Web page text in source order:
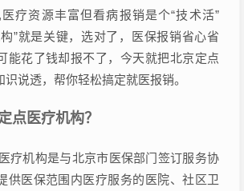
疗资源丰富但看病报销是个“技术活”
”就是关键，选对了，医保报销省心省
能花了钱却报不了，今天就把北京定点
识说透，帮你轻松搞定就医报销。
点医疗机构？
疗机构是与北京市医保部门签订服务协
供医保范围内医疗服务的医院、社区卫